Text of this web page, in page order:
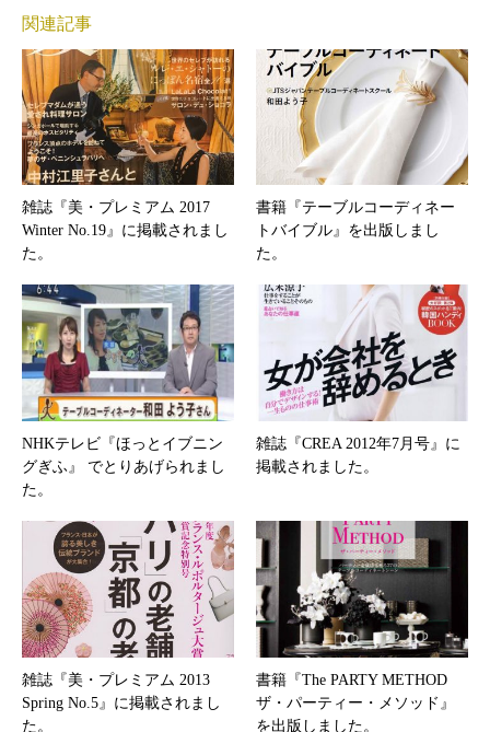
関連記事
雑誌『美・プレミアム 2017
Winter No.19』に掲載されまし
た。
書籍『テーブルコーディネー
トバイブル』を出版しまし
た。
NHKテレビ『ほっとイブニン
グぎふ』 でとりあげられまし
た。
雑誌『CREA 2012年7月号』に
掲載されました。
雑誌『美・プレミアム 2013
Spring No.5』に掲載されまし
た。
書籍『The PARTY METHOD
ザ・パーティー・メソッド』
を出版しました。